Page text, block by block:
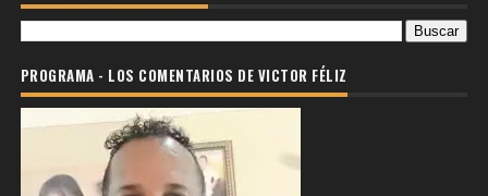
PROGRAMA - LOS COMENTARIOS DE VICTOR FÉLIZ